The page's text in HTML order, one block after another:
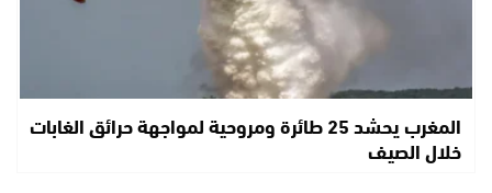
المغرب يحشد 25 طائرة ومروحية لمواجهة حرائق الغابات
خلال الصيف